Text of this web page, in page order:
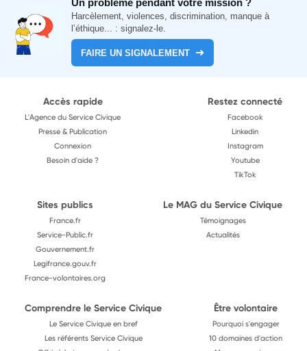
Un problème pendant votre mission ?
Harcèlement, violences, discrimination, manque à
l’éthique... : signalez-le.
FAIRE UN SIGNALEMENT
Accès rapide
L'Agence du Service Civique
Presse & Publication
Connexion
Besoin d'aide ?
Restez connecté
Facebook
Linkedin
Instagram
Youtube
TikTok
Sites publics
France.fr
Service-Public.fr
Gouvernement.fr
Legifrance.gouv.fr
France-volontaires.org
Le MAG du Service Civique
Témoignages
Actualités
Comprendre le Service Civique
Le Service Civique en bref
Les référents Service Civique
Être volontaire
Pourquoi s'engager
10 domaines d'action